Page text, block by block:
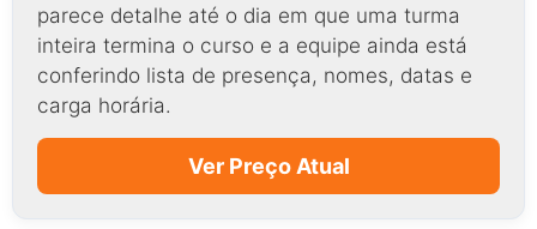
parece detalhe até o dia em que uma turma
inteira termina o curso e a equipe ainda está
conferindo lista de presença, nomes, datas e
carga horária.
Ver Preço Atual